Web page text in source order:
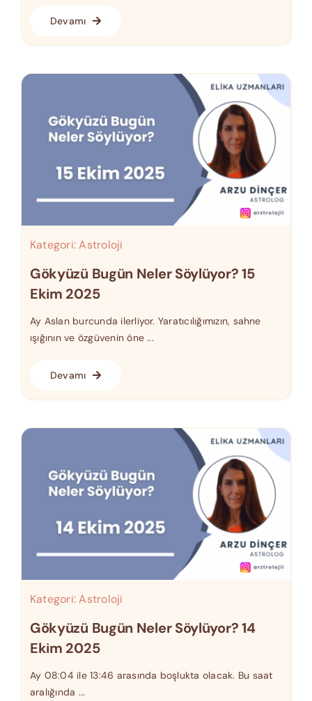
Devamı
Kategori:Astroloji
Gökyüzü Bugün Neler Söylüyor? 15
Ekim 2025
Ay Aslan burcunda ilerliyor. Yaratıcılığımızın, sahne
ışığının ve özgüvenin öne ...
Devamı
Kategori:Astroloji
Gökyüzü Bugün Neler Söylüyor? 14
Ekim 2025
Ay 08:04 ile 13:46 arasında boşlukta olacak. Bu saat
aralığında ...